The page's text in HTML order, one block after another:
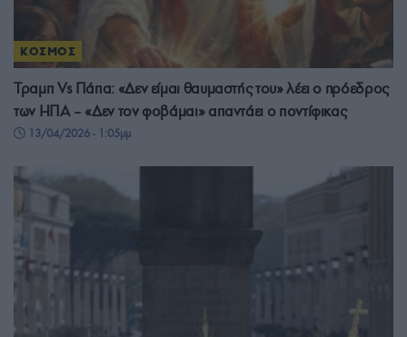
ΚΟΣΜΟΣ
Τραμπ Vs Πάπα: «Δεν είμαι θαυμαστής του» λέει ο πρόεδρος
των ΗΠΑ – «Δεν τον φοβάμαι» απαντάει ο ποντίφικας
13/04/2026 - 1:05μμ